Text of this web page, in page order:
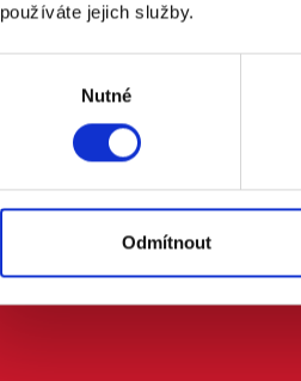
používáte jejich služby.
Nutné
Odmítnout